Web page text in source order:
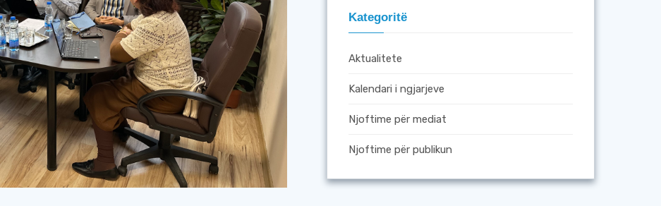
Kategoritë
Aktualitete
Kalendari i ngjarjeve
Njoftime për mediat
Njoftime për publikun